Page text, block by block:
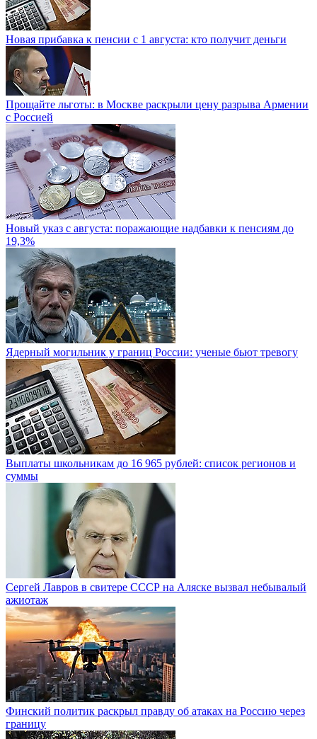
Новая прибавка к пенсии с 1 августа: кто получит деньги
Прощайте льготы: в Москве раскрыли цену разрыва Армении
с Россией
Новый указ с августа: поражающие надбавки к пенсиям до
19,3%
Ядерный могильник у границ России: ученые бьют тревогу
Выплаты школьникам до 16 965 рублей: список регионов и
суммы
Сергей Лавров в свитере СССР на Аляске вызвал небывалый
ажиотаж
Финский политик раскрыл правду об атаках на Россию через
границу